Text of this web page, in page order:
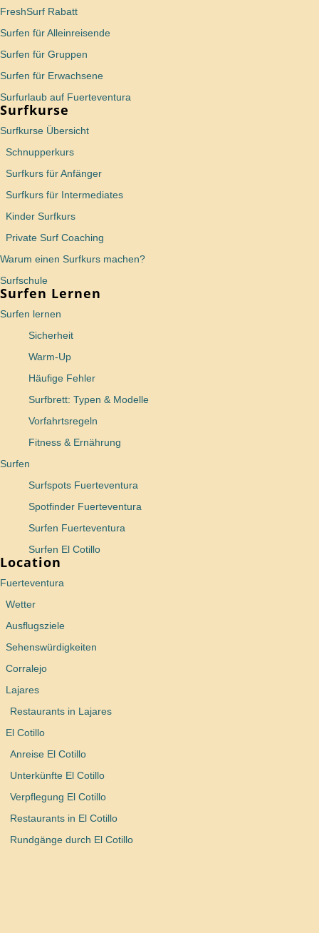
FreshSurf Rabatt
Surfen für Alleinreisende
Surfen für Gruppen
Surfen für Erwachsene
Surfurlaub auf Fuerteventura
Surfkurse
Surfkurse Übersicht
Schnupperkurs
Surfkurs für Anfänger
Surfkurs für Intermediates
Kinder Surfkurs
Private Surf Coaching
Warum einen Surfkurs machen?
Surfschule
Surfen Lernen
Surfen lernen
Sicherheit
Warm-Up
Häufige Fehler
Surfbrett: Typen & Modelle
Vorfahrtsregeln
Fitness & Ernährung
Surfen
Surfspots Fuerteventura
Spotfinder Fuerteventura
Surfen Fuerteventura
Surfen El Cotillo
Location
Fuerteventura
Wetter
Ausflugsziele
Sehenswürdigkeiten
Corralejo
Lajares
Restaurants in Lajares
El Cotillo
Anreise El Cotillo
Unterkünfte El Cotillo
Verpflegung El Cotillo
Restaurants in El Cotillo
Rundgänge durch El Cotillo